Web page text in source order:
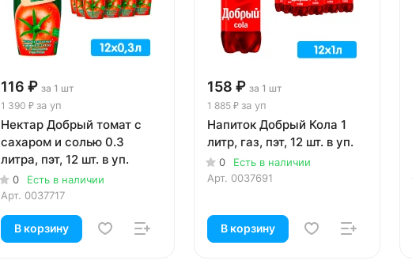
116 ₽ за 1 шт
1 390 ₽ за уп
Нектар Добрый томат с
сахаром и солью 0.3
литра, пэт, 12 шт. в уп.
0
Есть в наличии
Арт. 0037717
В корзину
158 ₽ за 1 шт
1 885 ₽ за уп
Напиток Добрый Кола 1
литр, газ, пэт, 12 шт. в уп.
0
Есть в наличии
Арт. 0037691
В корзину